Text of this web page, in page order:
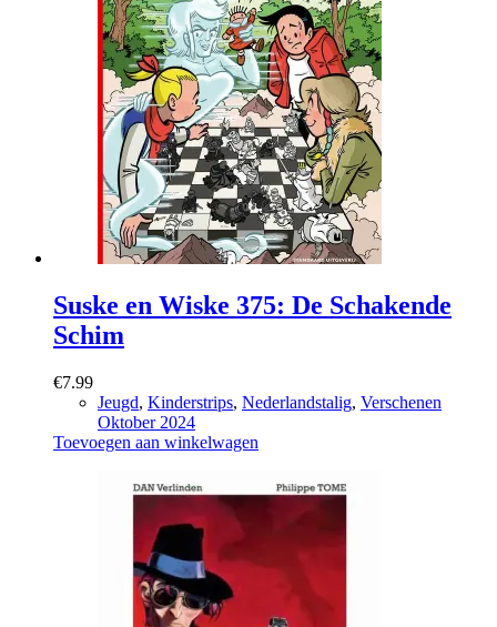
Suske en Wiske 375: De Schakende
Schim
€7.99
Jeugd, Kinderstrips, Nederlandstalig, Verschenen
Oktober 2024
Toevoegen aan winkelwagen